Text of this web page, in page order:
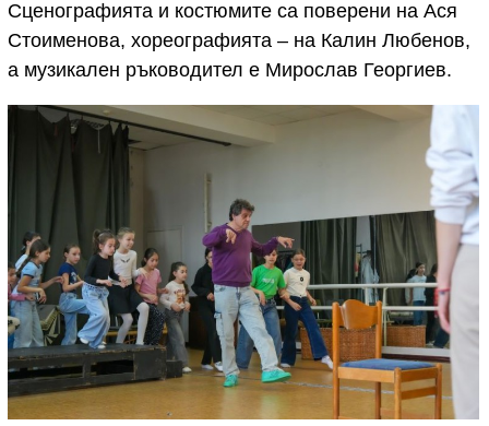
Сценографията и костюмите са поверени на Ася
Стоименова, хореографията – на Калин Любенов,
а музикален ръководител е Мирослав Георгиев.